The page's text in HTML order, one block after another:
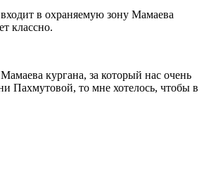
в охраняемую зону Мамаева
классно.
кургана, за который нас очень
Пахмутовой, то мне хотелось, чтобы в